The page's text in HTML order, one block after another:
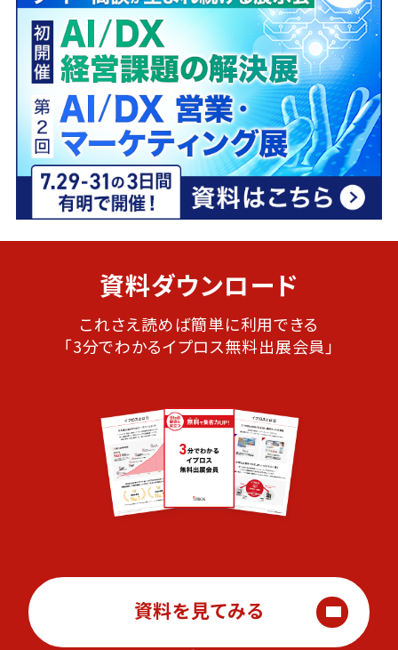
資料ダウンロード
これさえ読めば簡単に利用できる
「3分でわかるイプロス無料出展会員」
資料を見てみる